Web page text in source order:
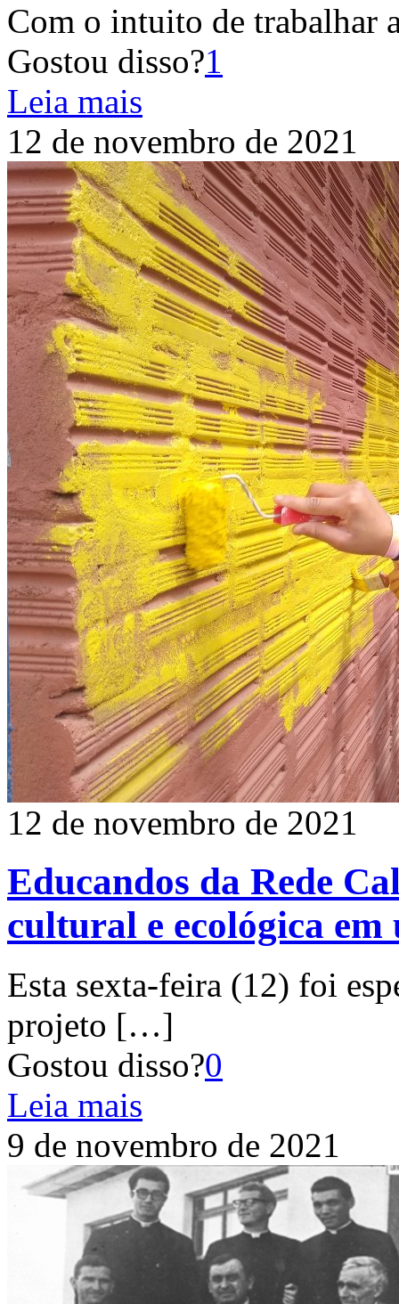
Com o intuito de trabalhar
Gostou disso?1
Leia mais
12 de novembro de 2021
12 de novembro de 2021
Educandos da Rede
cultural e ecológica
Esta sexta-feira (12) foi
projeto […]
Gostou disso?0
Leia mais
9 de novembro de 2021